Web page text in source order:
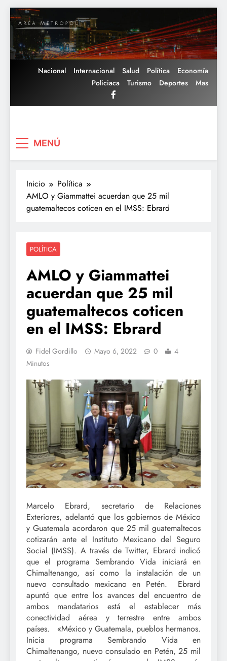
Saltar
al
contenido
Nacional Internacional Salud Política
Economía
Policiaca
Turismo Deportes Mas
MENÚ
Inicio
Política
AMLO y Giammattei acuerdan que 25 mil
guatemaltecos coticen en el IMSS: Ebrard
POLÍTICA
AMLO y Giammattei
acuerdan que 25 mil
guatemaltecos coticen
en el IMSS: Ebrard
Fidel Gordillo Mayo 6, 2022 0
4
Minutos
Marcelo Ebrard, secretario de Relaciones
Exteriores, adelantó que los gobiernos de México
y Guatemala acordaron que 25 mil guatemaltecos
cotizarán ante el Instituto Mexicano del Seguro
Social (IMSS). A través de Twitter, Ebrard indicó
que el programa Sembrando Vida iniciará en
Chimaltenango, así como la instalación de un
nuevo consultado mexicano en Petén. Ebrard
apuntó que entre los avances del encuentro de
ambos mandatarios está el establecer más
conectividad aérea y terrestre entre ambos
países. «México y Guatemala, pueblos hermanos.
Inicia programa Sembrando Vida en
Chimaltenango, nuevo consulado en Petén, 25 mil